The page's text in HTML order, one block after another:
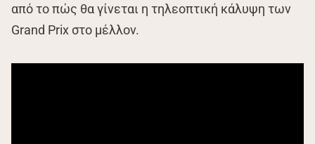
από το πώς θα γίνεται η τηλεοπτική κάλυψη των
Grand Prix στο μέλλον.